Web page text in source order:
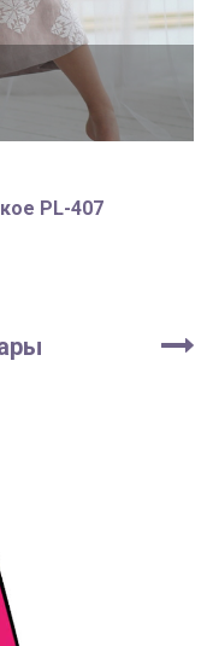
PL-407